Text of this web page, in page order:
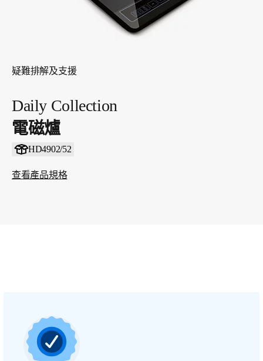
疑難排解及支援
Daily Collection
電磁爐
HD4902/52
查看產品規格